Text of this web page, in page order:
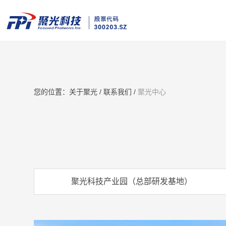
您的位置： 关于聚光 / 联系我们 / 聚光中心
聚光科技产业园（总部研发基地）